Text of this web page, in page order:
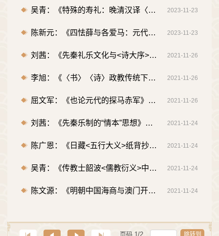
吴青：《特殊的寿礼：晚清汉译〈圣经〉进献宫廷事件探微》，《近代史研究》2023年第3期 2023-11-23
陈新元：《四怯薛与各爱马：元代怯薛二元组织架构》，《文史》2023第3辑 2023-11-23
刘茜：《先秦礼乐文化与<诗大序>“诗言志”再阐释》，《文艺研究》2021年第11期 2021-11-26
李旭：《〈书〉〈诗〉政教传统下的〈大学〉义理纲维》，《哲学研究》2020年第7期 2021-11-26
屈文军：《也论元代的探马赤军》，《文史》2020年第1辑 2021-11-26
刘茜：《先秦乐制的“情本”思想》，《哲学研究》2019年第9期 2021-11-24
陈广恩：《日藏<五行大义>纸背抄录<博闻录>佚文初探》，《中国史研究》2019年第4期（人大复印报刊资料《宋辽金元史》2020年第2期全文转载）。 2021-11-24
吴青：《传教士韶波<儒教衍义>中的耶儒关系探微》，《世界宗教研究》2019年第2期 2021-11-24
陈文源：《明朝中国海商与澳门开埠》，《中国史研究》2018年第2期 2021-11-24
页码 1 /2